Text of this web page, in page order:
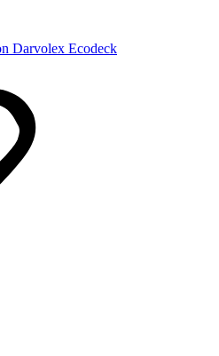
Darvolex Ecodeck